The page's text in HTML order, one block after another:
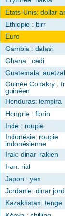
Etats-Unis: dollar
Ethiopie : birr
Euro
Gambia : dalasi
Ghana : cedi
Guatemala: auetzal
Guinée Conakry :
guinéen
Honduras: lempira
Hongrie : florin
Inde : roupie
Indonésie: roupie
indonésienne
Irak: dinar irakien
Iran: rial
Japon : yen
Jordanie: dinar
Kazakhstan: tenge